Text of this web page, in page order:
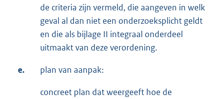
de criteria zijn vermeld, die aangeven in welk
geval al dan niet een onderzoeksplicht geldt
en die als bijlage II integraal onderdeel
uitmaakt van deze verordening.
e. plan van aanpak:
concreet plan dat weergeeft hoe de